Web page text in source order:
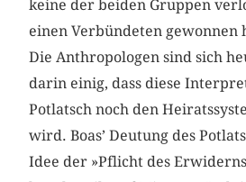
keine der beiden Gruppen
einen Verbündeten gewonnen
Die Anthropologen sind sich
darin einig, dass diese
Potlatsch noch den
wird. Boas’ Deutung des
Idee der »Pflicht des